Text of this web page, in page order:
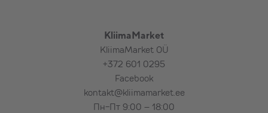
KliimaMarket
KliimaMarket OÜ
+372 601 0295
Facebook
kontakt@kliimamarket.ee
Пн-Пт 9:00 – 18:00